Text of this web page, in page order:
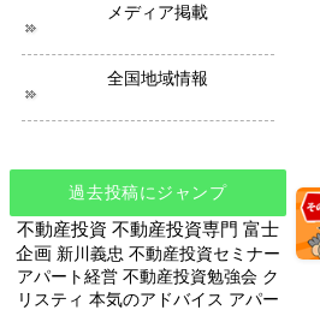
メディア掲載
全国地域情報
過去投稿にジャンプ
不動産投資 不動産投資専門 富士
企画 新川義忠 不動産投資セミナー
アパート経営 不動産投資勉強会 ク
リスティ 本気のアドバイス アパー